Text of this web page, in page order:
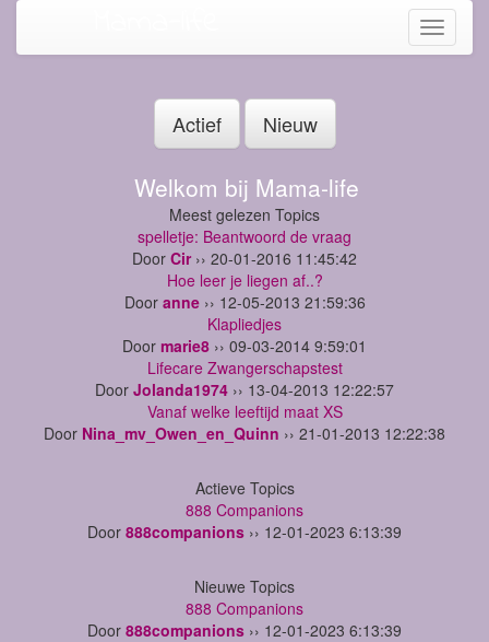
Toggle
Actief Nieuw
Welkom bij Mama-life
Meest gelezen Topics
spelletje: Beantwoord de vraag
Door Cir›› 20-01-2016 11:45:42
Hoe leer je liegen af..?
Door anne›› 12-05-2013 21:59:36
Klapliedjes
Door marie8 ›› 09-03-2014 9:59:01
Lifecare Zwangerschapstest
Door Jolanda1974 ›› 13-04-2013 12:22:57
Vanaf welke leeftijd maat XS
Door Nina_mv_Owen_en_Quinn ›› 21-01-2013 12:22:38
Actieve Topics
888 Companions
Door 888companions ›› 12-01-2023 6:13:39
Nieuwe Topics
888 Companions
Door 888companions ›› 12-01-2023 6:13:39